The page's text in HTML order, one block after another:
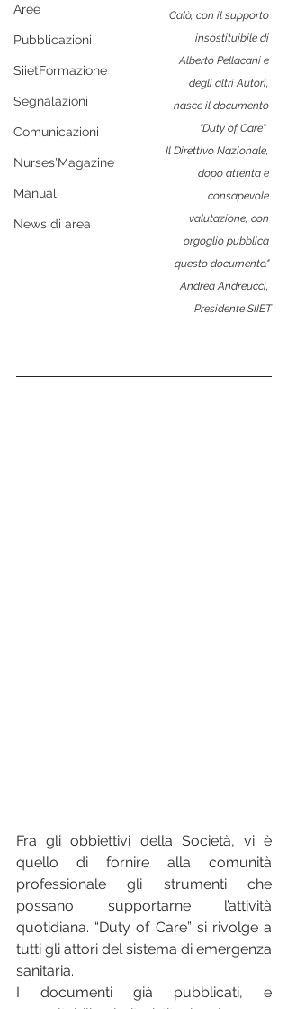
Aree
Pubblicazioni
SiietFormazione
Segnalazioni
Comunicazioni
Nurses'Magazine
Manuali
News di area
Calò, con il supporto
insostituibile di
Alberto Pellacani e
degli altri Autori,
nasce il documento
"Duty of Care".
Il Direttivo Nazionale,
dopo attenta e
consapevole
valutazione, con
orgoglio pubblica
questo documento."
Andrea Andreucci,
Presidente SIIET
Fra gli obbiettivi della Società, vi è
quello di fornire alla comunità
professionale gli strumenti che
possano supportarne l’attività
quotidiana. “Duty of Care” si rivolge a
tutti gli attori del sistema di emergenza
sanitaria.
I documenti già pubblicati, e